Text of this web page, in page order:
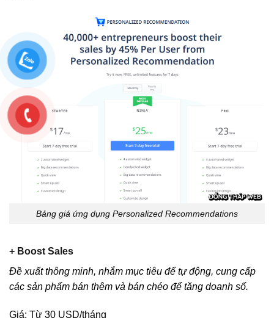
Bảng giá ứng dụng Personalized Recommendations
+ Boost Sales
Đề xuất thông minh, nhắm mục tiêu để tự động, cung cấp
các sản phẩm bán thêm và bán chéo để tăng doanh số.
Giá: Từ 30 USD/tháng